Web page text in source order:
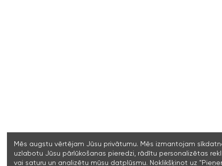
Mēs augstu vērtējam Jūsu privātumu. Mēs izmantojam
uzlabotu Jūsu pārlūkošanas pieredzi, rādītu personalizētas
vai saturu un analizētu mūsu datplūsmu. Noklikšķinot uz